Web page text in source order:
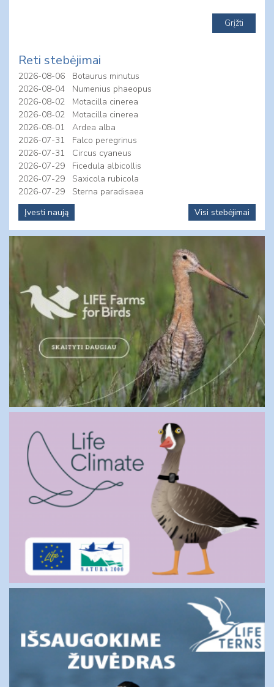
Reti stebėjimai
2026-08-06
Botaurus minutus
2026-08-04
Numenius phaeopus
2026-08-02
Motacilla cinerea
2026-08-02
Motacilla cinerea
2026-08-01
Ardea alba
2026-07-31
Falco peregrinus
2026-07-31
Circus cyaneus
2026-07-29
Ficedula albicollis
2026-07-29
Saxicola rubicola
2026-07-29
Sterna paradisaea
Įvesti naują
Visi stebėjimai